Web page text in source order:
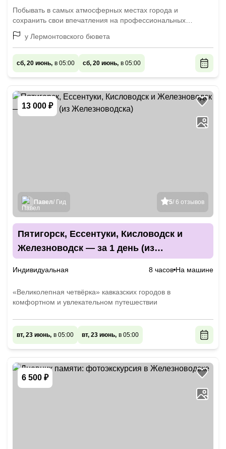
Побывать в самых атмосферных местах города и
сохранить свои впечатления на профессиональных
снимках
у Лермонтовского бювета
сб, 20 июнь, в 05:00 сб, 20 июнь, в 05:00
13 000 ₽
5/ 6 отзывов
Павел/ Гид
Пятигорск, Ессентуки, Кисловодск и
Железноводск — за 1 день (из
Индивидуальная 8 часов На машине
«Великолепная четвёрка» кавказских городов в
комфортном и увлекательном путешествии
вт, 23 июнь, в 05:00 вт, 23 июнь, в 05:00
6 500 ₽